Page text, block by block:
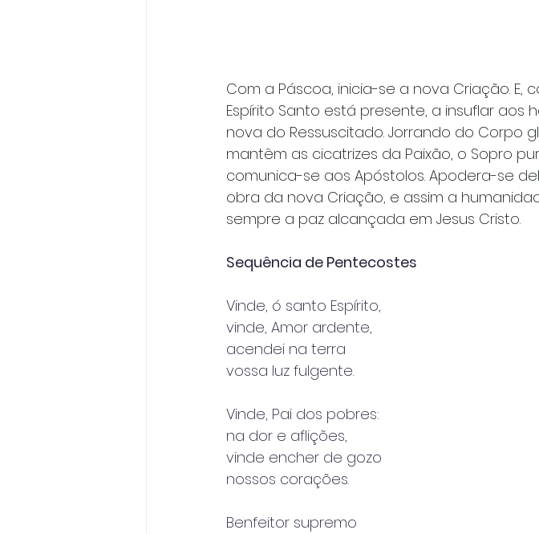
Com a Páscoa, inicia-se a nova Criação.
Espírito Santo está presente, a insuflar aos
nova do Ressuscitado. Jorrando do Corpo
mantêm as cicatrizes da Paixão, o Sopro
comunica-se aos Apóstolos. Apodera-se
obra da nova Criação, e assim a
sempre a paz alcançada em Jesus Cristo.
Sequência de Pentecostes
Vinde, ó santo Espírito,
vinde, Amor ardente,
acendei na terra
vossa luz fulgente.
Vinde, Pai dos pobres:
na dor e aflições,
vinde encher de gozo
nossos corações.
Benfeitor supremo